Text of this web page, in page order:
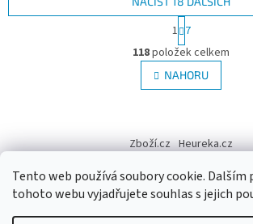
Tento web používá soubory cookie. Dalším
tohoto webu vyjadřujete souhlas s jejich
O
v
l
á
c
í
p
r
v
k
t
r
á
n
k
n
1 7
118položek celkem
NAHORU
p
Zboží.cz Heureka.cz